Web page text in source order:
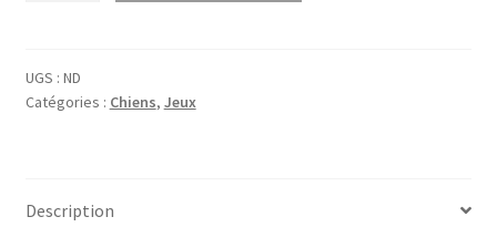
S
UGS : ND
Catégories : Chiens, Jeux
Description